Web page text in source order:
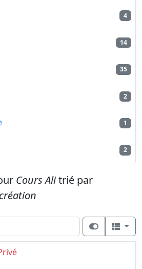
4
14
35
2
1
2
Cours Alitrié par